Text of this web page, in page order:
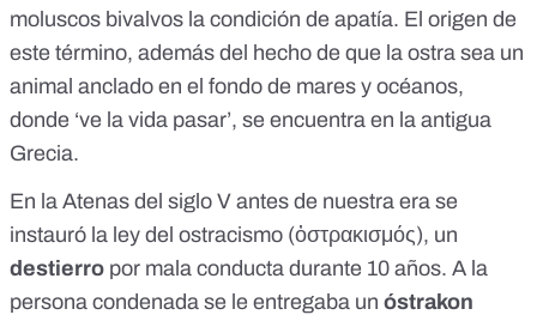
moluscos bivalvos la condición de apatía. El origen de
este término, además del hecho de que la ostra sea un
animal anclado en el fondo de mares y océanos,
donde ‘ve la vida pasar’, se encuentra en la antigua
Grecia.
En la Atenas del siglo V antes de nuestra era se
instauró la ley del ostracismo (ὀστρακισμός), un
destierro por mala conducta durante 10 años. A la
persona condenada se le entregaba un óstrakon